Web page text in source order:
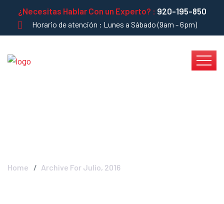
¿Necesitas Hablar Con un Experto? : 920-195-850
Horario de atención : Lunes a Sábado (9am - 6pm)
Home Archive For Julio, 2016